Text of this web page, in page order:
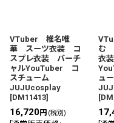
VTuber 椎名唯
華 スーツ衣装 コ
スプレ衣装 バーチ
ャルYouTuber コ
スチューム
JUJUcosplay
[DM11413]
16,720円 (税別)
む
衣
ュ
[